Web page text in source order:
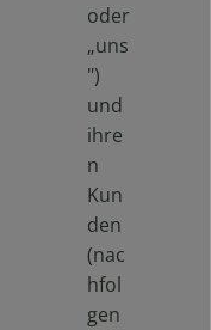
oder
„uns
")
und
ihre
n
Kun
den
(nac
hfol
gen